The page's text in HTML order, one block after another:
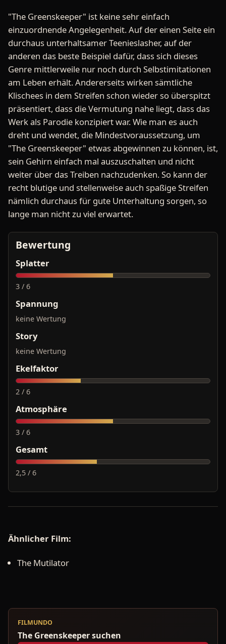
"The Greenskeeper" ist keine sehr einfach
einzuordnende Angelegenheit. Auf der einen Seite ein
durchaus unterhaltsamer Teenieslasher, auf der
anderen das beste Beispiel dafür, dass sich dieses
Genre mittlerweile nur noch durch Selbstimitationen
am Leben erhält. Andererseits wirken sämtliche
Klischees in dem Streifen schon wieder so überspitzt
präsentiert, dass die Vermutung nahe liegt, dass das
Werk als Parodie konzipiert war. Wie man es auch
dreht und wendet, die Mindestvoraussetzung, um
"The Greenskeeper" etwas abgewinnen zu können, ist,
sein Gehirn einfach mal auszuschalten und nicht
weiter über das Treiben nachzudenken. So kann der
recht blutige und stellenweise auch spaßige Streifen
nämlich durchaus für gute Unterhaltung sorgen, so
lange man nicht zu viel erwartet.
Bewertung
Splatter
3 / 6
Spannung
keine Wertung
Story
keine Wertung
Ekelfaktor
2 / 6
Atmosphäre
3 / 6
Gesamt
2,5 / 6
Ähnlicher Film:
The Mutilator
FILMUNDO
The Greenskeeper suchen